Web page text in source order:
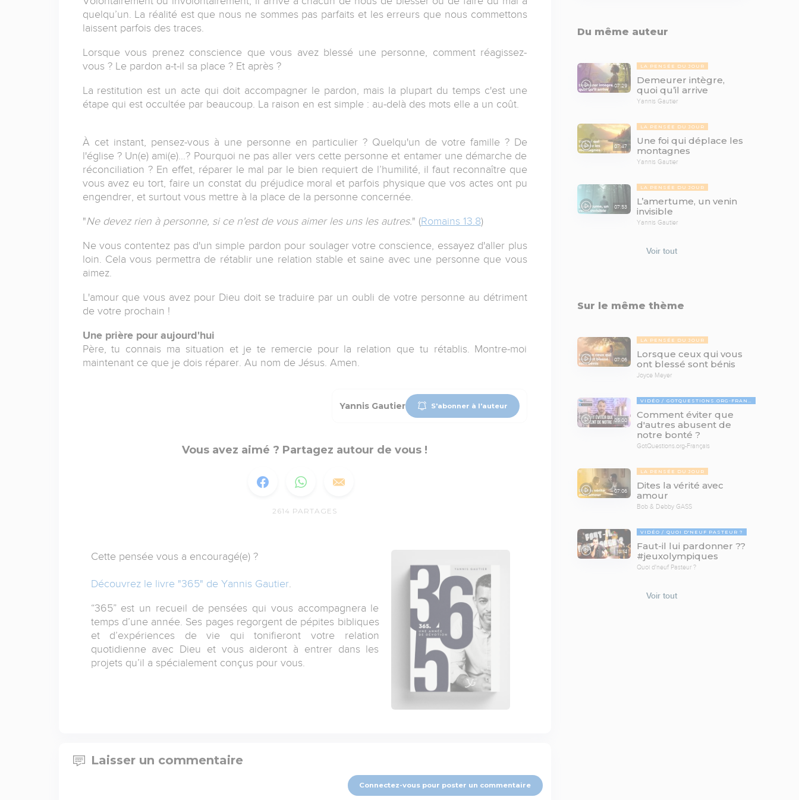
quelqu’un. La réalité est que nous ne sommes pas parfaits et les erreurs que nous commettons
laissent parfois des traces.
Lorsque vous prenez conscience que vous avez blessé une personne, comment réagissez-
vous ? Le pardon a-t-il sa place ? Et après ?
La restitution est un acte qui doit accompagner le pardon, mais la plupart du temps c'est une
étape qui est occultée par beaucoup. La raison en est simple : au-delà des mots elle a un coût.
À cet instant, pensez-vous à une personne en particulier ? Quelqu'un de votre famille ? De
l'église ? Un(e) ami(e)...? Pourquoi ne pas aller vers cette personne et entamer une démarche de
réconciliation ? En effet, réparer le mal par le bien requiert de l’humilité, il faut reconnaître que
vous avez eu tort, faire un constat du préjudice moral et parfois physique que vos actes ont pu
engendrer, et surtout vous mettre à la place de la personne concernée.
"Ne devez rien à personne, si ce n'est de vous aimer les uns les autres." (Romains 13.8)
Ne vous contentez pas d'un simple pardon pour soulager votre conscience, essayez d'aller plus
loin. Cela vous permettra de rétablir une relation stable et saine avec une personne que vous
aimez.
L'amour que vous avez pour Dieu doit se traduire par un oubli de votre personne au détriment
de votre prochain !
Une prière pour aujourd'hui
Père, tu connais ma situation et je te remercie pour la relation que tu rétablis. Montre-moi
maintenant ce que je dois réparer. Au nom de Jésus. Amen.
Yannis Gautier S'abonner à l'auteur
Vous avez aimé ? Partagez autour de vous !
2614 PARTAGES
Cette pensée vous a encouragé(e) ?
Découvrez le livre "365" de Yannis Gautier.
“365” est un recueil de pensées qui vous accompagnera le
temps d’une année. Ses pages regorgent de pépites bibliques
et d’expériences de vie qui tonifieront votre relation
quotidienne avec Dieu et vous aideront à entrer dans les
projets qu’il a spécialement conçus pour vous.
Laisser un commentaire
Connectez-vous pour poster un commentaire
Du même auteur
07:29
LA PENSÉE DU JOUR
Demeurer intègre,
quoi qu’il arrive
Yannis Gautier
07:47
LA PENSÉE DU JOUR
Une foi qui déplace les
montagnes
Yannis Gautier
07:53
LA PENSÉE DU JOUR
L’amertume, un venin
invisible
Yannis Gautier
Voir tout
Sur le même thème
07:06
LA PENSÉE DU JOUR
Lorsque ceux qui vous
ont blessé sont bénis
Joyce Meyer
05:00
VIDÉO GOTQUESTIONS.ORG-FRANÇAIS
Comment éviter que
d'autres abusent de
notre bonté ?
GotQuestions.org-Français
07:06
LA PENSÉE DU JOUR
Dites la vérité avec
amour
Bob & Debby GASS
18:14
VIDÉO QUOI D'NEUF PASTEUR ?
Faut-il lui pardonner ??
#jeuxolympiques
Quoi d'neuf Pasteur ?
Voir tout